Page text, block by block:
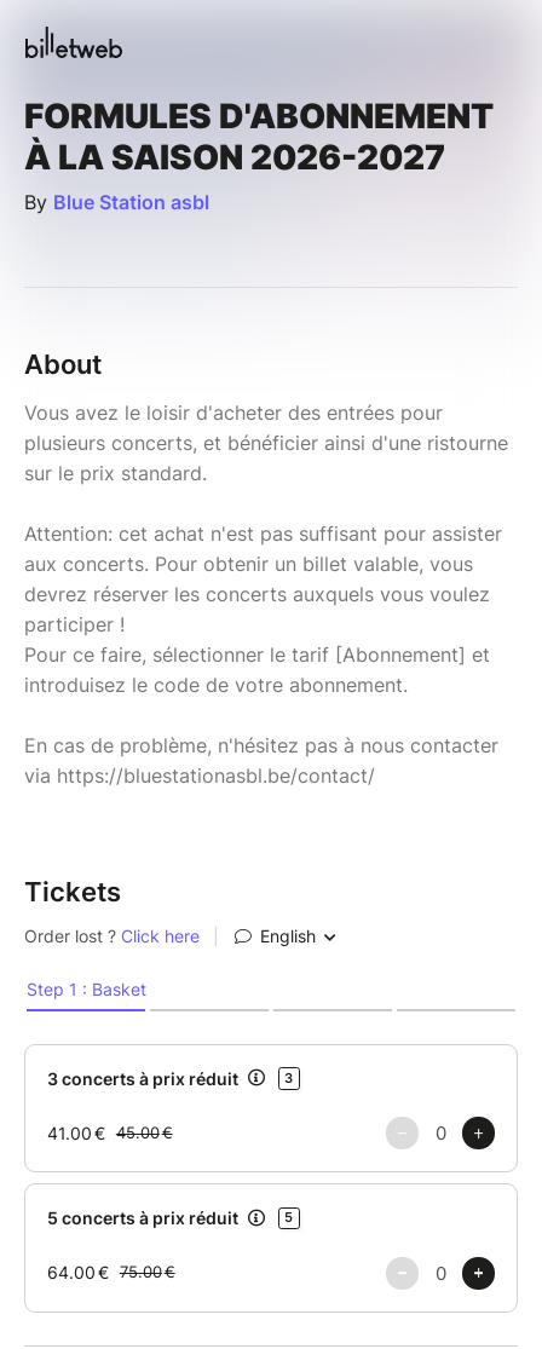
FORMULES D'ABONNEMENT
À LA SAISON 2026-2027
By Blue Station asbl
About
Vous avez le loisir d'acheter des entrées pour
plusieurs concerts, et bénéficier ainsi d'une ristourne
sur le prix standard.
Attention: cet achat n'est pas suffisant pour assister
aux concerts. Pour obtenir un billet valable, vous
devrez réserver les concerts auxquels vous voulez
participer !
Pour ce faire, sélectionner le tarif [Abonnement] et
introduisez le code de votre abonnement.
En cas de problème, n'hésitez pas à nous contacter
via https://bluestationasbl.be/contact/
Tickets